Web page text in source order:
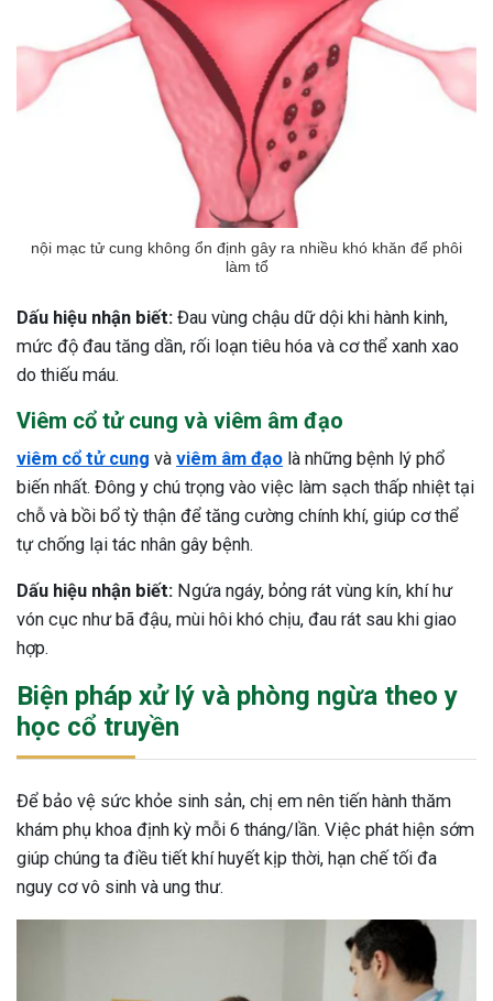
nội mạc tử cung không ổn định gây ra nhiều khó khăn để phôi
làm tổ
Dấu hiệu nhận biết: Đau vùng chậu dữ dội khi hành kinh,
mức độ đau tăng dần, rối loạn tiêu hóa và cơ thể xanh xao
do thiếu máu.
Viêm cổ tử cung và viêm âm đạo
viêm cổ tử cung và viêm âm đạo là những bệnh lý phổ
biến nhất. Đông y chú trọng vào việc làm sạch thấp nhiệt tại
chỗ và bồi bổ tỳ thận để tăng cường chính khí, giúp cơ thể
tự chống lại tác nhân gây bệnh.
Dấu hiệu nhận biết: Ngứa ngáy, bỏng rát vùng kín, khí hư
vón cục như bã đậu, mùi hôi khó chịu, đau rát sau khi giao
hợp.
Biện pháp xử lý và phòng ngừa theo y
học cổ truyền
Để bảo vệ sức khỏe sinh sản, chị em nên tiến hành thăm
khám phụ khoa định kỳ mỗi 6 tháng/lần. Việc phát hiện sớm
giúp chúng ta điều tiết khí huyết kịp thời, hạn chế tối đa
nguy cơ vô sinh và ung thư.